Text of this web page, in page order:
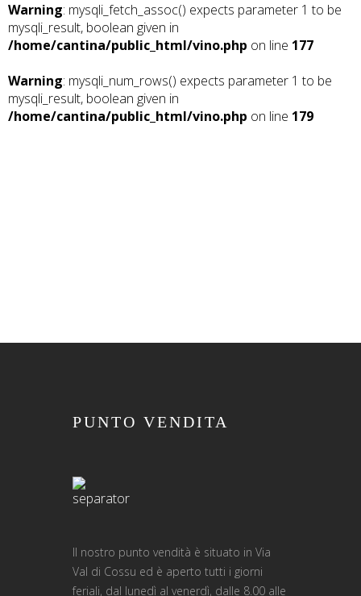
Warning: mysqli_fetch_assoc() expects parameter 1 to be
mysqli_result, boolean given in
/home/cantina/public_html/vino.php on line 177
Warning: mysqli_num_rows() expects parameter 1 to be
mysqli_result, boolean given in
/home/cantina/public_html/vino.php on line 179
PUNTO VENDITA
Il nostro punto vendità è situato in Via
Val di Cossu ed è aperto tutti i giorni
feriali, dal lunedì al venerdì, dalle 8.00 alle